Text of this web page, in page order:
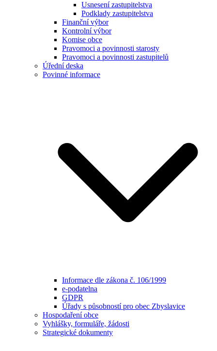
Usnesení zastupitelstva
Podklady zastupitelstva
Finanční výbor
Kontrolní výbor
Komise obce
Pravomoci a povinnosti starosty
Pravomoci a povinnosti zastupitelů
Úřední deska
Povinné informace
Informace dle zákona č. 106/1999
e-podatelna
GDPR
Úřady s působností pro obec Zbyslavice
Hospodaření obce
Vyhlášky, formuláře, žádosti
Strategické dokumenty